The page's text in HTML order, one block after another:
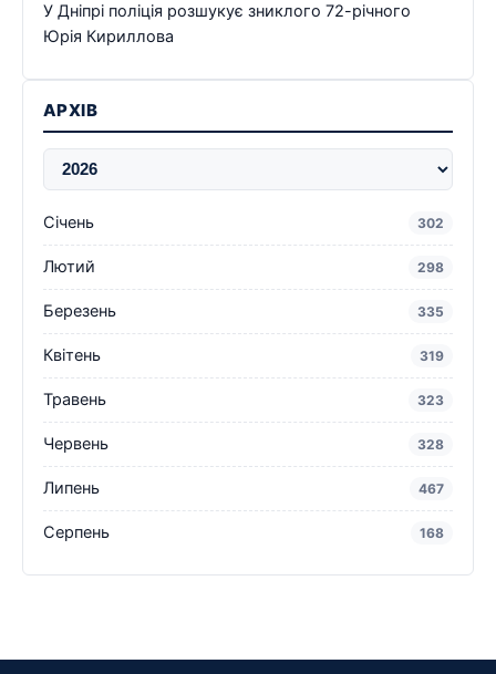
У Дніпрі поліція розшукує зниклого 72-річного
Юрія Кириллова
АРХІВ
Січень 302
Лютий 298
Березень 335
Квітень 319
Травень 323
Червень 328
Липень 467
Серпень 168